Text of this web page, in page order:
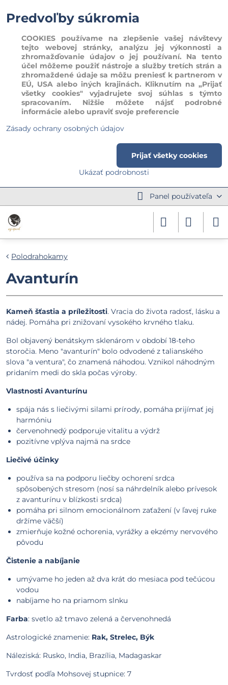
Panel používateľa
Polodrahokamy
Avanturín
Kameň šťastia a príležitosti. Vracia do života radosť, lásku a
nádej. Pomáha pri znižovaní vysokého krvného tlaku.
Bol objavený benátskym sklenárom v období 18-teho
storočia. Meno "avanturín" bolo odvodené z talianského
slova "a ventura", čo znamená náhodou. Vznikol náhodným
pridaním medi do skla počas výroby.
Vlastnosti Avanturínu
spája nás s liečivými silami prírody, pomáha prijímať jej
harmóniu
červenohnedý podporuje vitalitu a výdrž
pozitívne vplýva najmä na srdce
Liečivé účinky
používa sa na podporu liečby ochorení srdca
spôsobených stresom (nosí sa náhrdelník alebo prívesok
z avanturínu v blízkosti srdca)
pomáha pri silnom emocionálnom zaťažení (v ľavej ruke
držíme väčší)
zmierňuje kožné ochorenia, vyrážky a ekzémy nervového
pôvodu
Čistenie a nabíjanie
umývame ho jeden až dva krát do mesiaca pod tečúcou
vodou
nabíjame ho na priamom slnku
Farba: svetlo až tmavo zelená a červenohnedá
Astrologické znamenie: Rak, Strelec, Býk
Náleziská: Rusko, India, Brazília, Madagaskar
Tvrdosť podľa Mohsovej stupnice: 7
Predvoľby súkromia
COOKIES používame na zlepšenie vašej návštevy
tejto webovej stránky, analýzu jej výkonnosti a
zhromažďovanie údajov o jej používaní. Na tento
účel môžeme použiť nástroje a služby tretích strán a
zhromaždené údaje sa môžu preniesť k partnerom v
EÚ, USA alebo iných krajinách. Kliknutím na „Prijať
všetky cookies" vyjadrujete svoj súhlas s týmto
spracovaním. Nižšie môžete nájsť podrobné
informácie alebo upraviť svoje preferencie
Zásady ochrany osobných údajov
Ukázať podrobnosti
Prijať všetky cookies